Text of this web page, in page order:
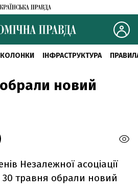
КОЛОНКИ ІНФРАСТРУКТУРА
новий
Незалежної асоціації
30 травня обрали новий